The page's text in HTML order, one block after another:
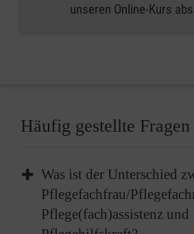
unseren Online-Kurs
Häufig gestellte Fragen
Was ist der Unterschied
Pflegefachfrau/
Pflege(fach)assistenz und